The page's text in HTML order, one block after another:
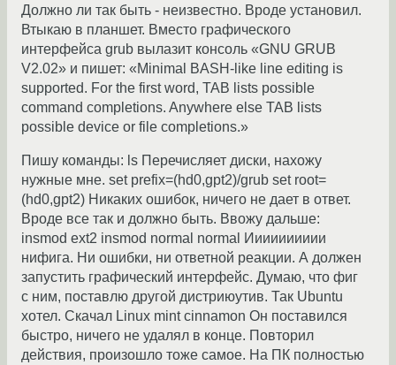
Должно ли так быть - неизвестно. Вроде установил.
Втыкаю в планшет. Вместо графического
интерфейса grub вылазит консоль «GNU GRUB
V2.02» и пишет: «Minimal BASH-like line editing is
supported. For the first word, TAB lists possible
command completions. Anywhere else TAB lists
possible device or file completions.»
Пишу команды: ls Перечисляет диски, нахожу
нужные мне. set prefix=(hd0,gpt2)/grub set root=
(hd0,gpt2) Никаких ошибок, ничего не дает в ответ.
Вроде все так и должно быть. Ввожу дальше:
insmod ext2 insmod normal normal Ииииииииии
нифига. Ни ошибки, ни ответной реакции. А должен
запустить графический интерфейс. Думаю, что фиг
с ним, поставлю другой дистриюутив. Так Ubuntu
хотел. Скачал Linux mint cinnamon Он поставился
быстро, ничего не удалял в конце. Повторил
действия, произошло тоже самое. На ПК полностью